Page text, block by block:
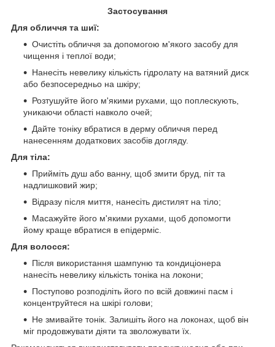
Застосування
Для обличчя та шиї:
Очистіть обличчя за допомогою м'якого засобу для
чищення і теплої води;
Нанесіть невелику кількість гідролату на ватяний диск
або безпосередньо на шкіру;
Розтушуйте його м'якими рухами, що поплескують,
уникаючи області навколо очей;
Дайте тоніку вбратися в дерму обличчя перед
нанесенням додаткових засобів догляду.
Для тіла:
Прийміть душ або ванну, щоб змити бруд, піт та
надлишковий жир;
Відразу після миття, нанесіть дистилят на тіло;
Масажуйте його м'якими рухами, щоб допомогти
йому краще вбратися в епідерміс.
Для волосся:
Після використання шампуню та кондиціонера
нанесіть невелику кількість тоніка на локони;
Поступово розподіліть його по всій довжині пасм і
концентруйтеся на шкірі голови;
Не змивайте тонік. Залишіть його на локонах, щоб він
міг продовжувати діяти та зволожувати їх.